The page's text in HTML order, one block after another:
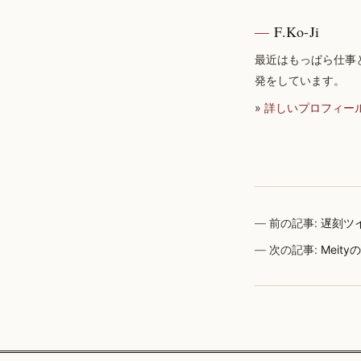
F.Ko-Ji
最近はもっぱら仕事
発をしています。
» 詳しいプロフィー
前の記事:遅刻ツ
次の記事: Meity